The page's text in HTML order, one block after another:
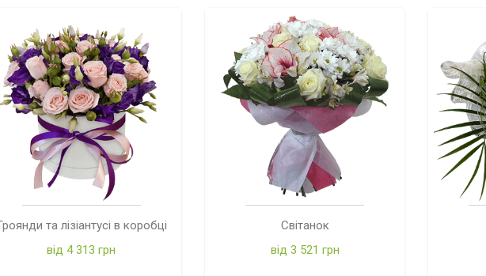
та лізіантусі в коробці
від 4 313 грн
Світанок
від 3 521 грн